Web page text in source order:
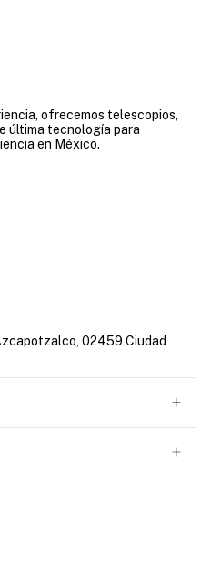
ofrecemos telescopios,
última tecnología para
en México.
02459 Ciudad